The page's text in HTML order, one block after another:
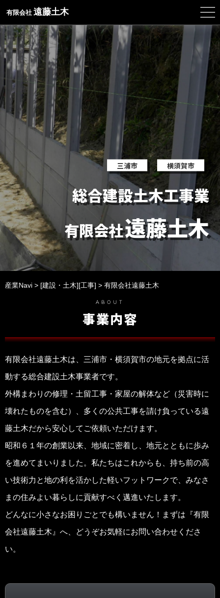
有限会社 遠藤土木
三浦市 横須賀市
総合建設土木工事業
有限会社遠藤土木
産業Navi > [建設・土木][工事] > 有限会社遠藤土木
ABOUT
事業内容
有限会社遠藤土木は、三浦市・横須賀市の地元を拠点に活
動する総合建設土木事業者です。
外構まわりの修理・土留工事・家屋の解体など（災害時に
壊れたものを含む）、多くの公共工事を請け負っている遠
藤土木だから安心してご依頼いただけます。
昭和６１年の創業以来、地域に密着し、地元とともに歩み
を進めてまいりました。私たちはこれからも、持ち前の高
い技術力と地の利を活かした軽いフットワークで、みなさ
まの住みよい暮らしに貢献すべく邁進いたします。
どんなに小さなお困りごとでも構いません！まずは『有限
会社遠藤土木』へ、どうぞお気軽にお問い合わせくださ
い。